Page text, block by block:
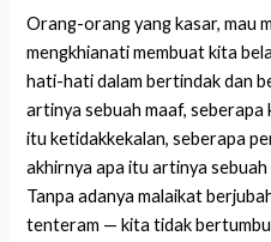
Orang-orang yang kasar, mau
mengkhianati membuat kita
hati-hati dalam bertindak dan
artinya sebuah maaf,
itu ketidakkekalan, seberapa
akhirnya apa itu artinya
Tanpa adanya malaikat
tenteram — kita tidak